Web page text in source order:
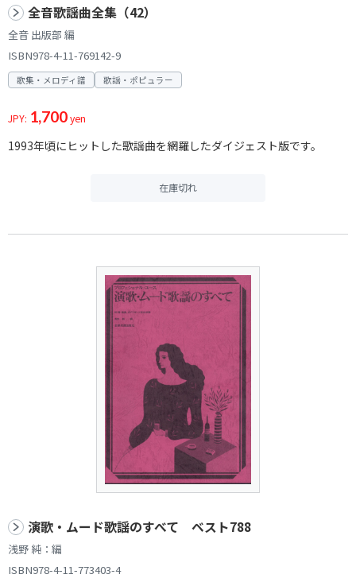
全音歌謡曲全集（42）
全音 出版部 編
ISBN978-4-11-769142-9
歌集・メロディ譜 歌謡・ポピュラー
JPY: 1,700yen
1993年頃にヒットした歌謡曲を網羅したダイジェスト版です。
在庫切れ
演歌・ムード歌謡のすべて ベスト788
浅野 純：編
ISBN978-4-11-773403-4